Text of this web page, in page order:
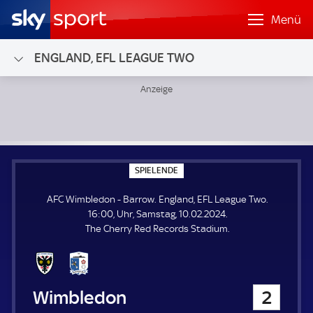
Menü
ENGLAND, EFL LEAGUE TWO
SPIELENDE
P
E
L
E
N
AFC Wimbledon - Barrow. England, EFL League Two.
16:00, Uhr, Samstag, 10.02.2024.
The Cherry Red Records Stadium.
AFC Wimbledon 2